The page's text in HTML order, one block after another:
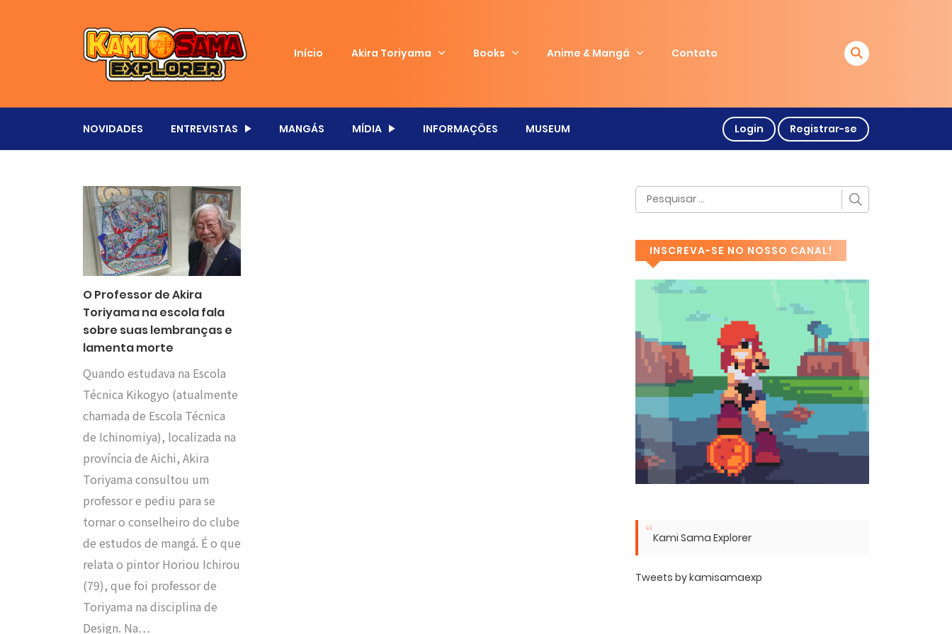
Início Akira Toriyama Books Anime & Mangá Contato
NOVIDADES ENTREVISTAS MANGÁS MÍDIA INFORMAÇÕES MUSEUM Login Registrar-se
O Professor de Akira
Toriyama na escola fala
sobre suas lembranças e
lamenta morte
Quando estudava na Escola
Técnica Kikogyo (atualmente
chamada de Escola Técnica
de Ichinomiya), localizada na
província de Aichi, Akira
Toriyama consultou um
professor e pediu para se
tornar o conselheiro do clube
de estudos de mangá. É o que
relata o pintor Horiou Ichirou
(79), que foi professor de
Toriyama na disciplina de
Design. Na…
INSCREVA-SE NO NOSSO CANAL!
Kami Sama Explorer
Tweets by kamisamaexp